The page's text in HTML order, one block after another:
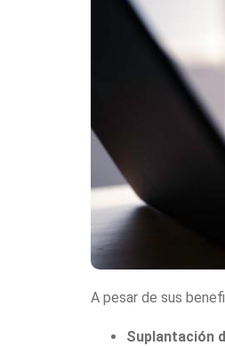
A pesar de sus
Suplantación